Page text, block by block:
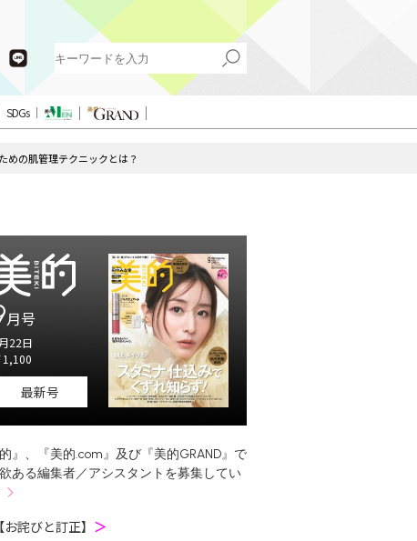
SDGs
めの肌管理テクニックとは？
月号
22日
1,100
最新号
的』、『美的.com』及び『美的GRAND』で
ある編集者／アシスタントを募集してい
【お詫びと訂正】 ＞